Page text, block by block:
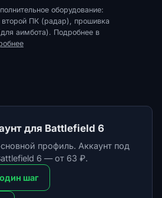
оборудование:
второй ПК (радар), прошивка
аимбота). Подробнее в
для Battlefield 6
профиль. Аккаунт под
6 — от 63 ₽.
шаг